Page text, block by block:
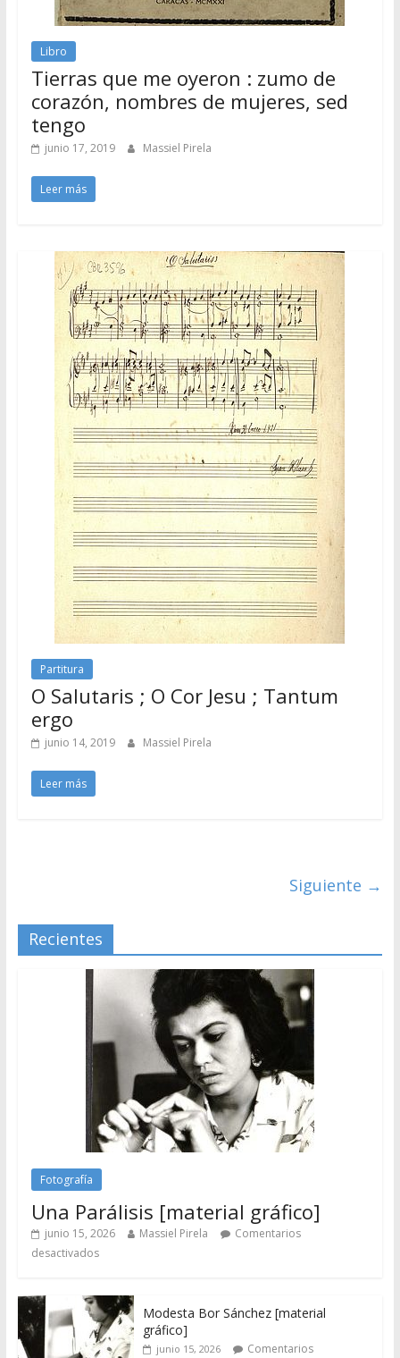
Libro
Tierras que me oyeron : zumo de
corazón, nombres de mujeres, sed
tengo
junio 17, 2019 Massiel Pirela
Leer más
Partitura
O Salutaris ; O Cor Jesu ; Tantum
ergo
junio 14, 2019 Massiel Pirela
Leer más
Siguiente →
Recientes
Fotografía
Una Parálisis [material gráfico]
junio 15, 2026 Massiel Pirela
Comentarios
desactivados
Modesta Bor Sánchez [material
gráfico]
junio 15, 2026 Comentarios